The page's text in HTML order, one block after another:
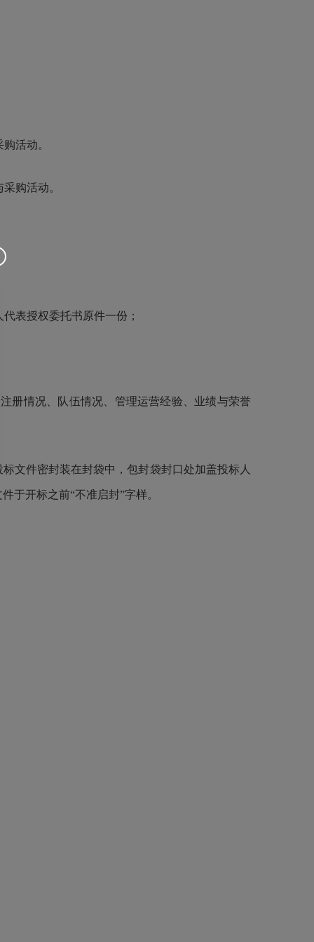
活动。
购活动。
表授权委托书原件一份；
情况、队伍情况、管理运营经验、业绩与荣誉
件密封装在封袋中，包封袋封口处加盖投标人
于开标之前“不准启封”字样。